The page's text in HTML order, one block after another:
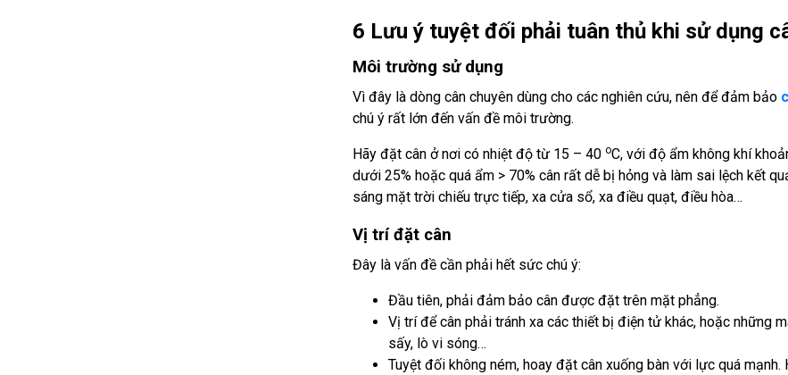
6 Lưu ý tuyệt đối phải tuân thủ khi sử dụng
Môi trường sử dụng
Vì đây là dòng cân chuyên dùng cho các nghiên cứu, nên để đảm bảo
chú ý rất lớn đến vấn đề môi trường.
Hãy đặt cân ở nơi có nhiệt độ từ 15 – 40 oC, với độ ẩm không khí
dưới 25% hoặc quá ẩm > 70% cân rất dễ bị hỏng và làm sai lệch kết
sáng mặt trời chiếu trực tiếp, xa cửa sổ, xa điều quạt, điều hòa…
Vị trí đặt cân
Đây là vấn đề cần phải hết sức chú ý:
Đầu tiên, phải đảm bảo cân được đặt trên mặt phẳng.
Vị trí để cân phải tránh xa các thiết bị điện tử khác, hoặc những
sấy, lò vi sóng…
Tuyệt đối không ném, hoay đặt cân xuống bàn với lực quá